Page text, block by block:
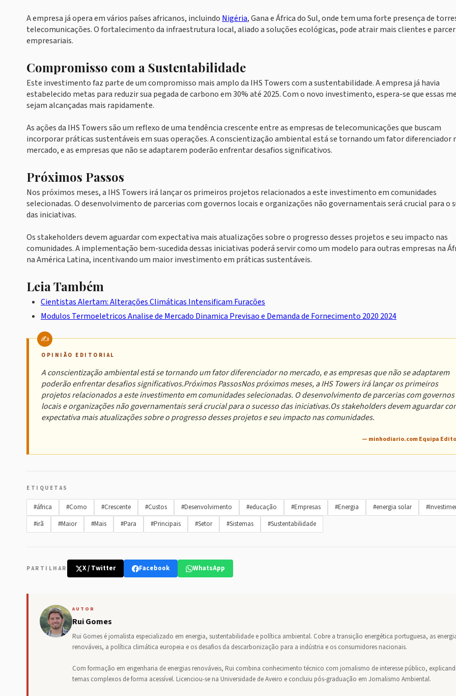
A empresa já opera em vários países africanos, incluindo Nigéria, Gana e África do Sul, onde tem uma forte presença de
telecomunicações. O fortalecimento da infraestrutura local, aliado a soluções ecológicas, pode atrair mais clientes e
empresariais.
Compromisso com a Sustentabilidade
Este investimento faz parte de um compromisso mais amplo da IHS Towers com a sustentabilidade. A empresa já havia
estabelecido metas para reduzir sua pegada de carbono em 30% até 2025. Com o novo investimento, espera-se que essas
sejam alcançadas mais rapidamente.
As ações da IHS Towers são um reflexo de uma tendência crescente entre as empresas de telecomunicações que buscam
incorporar práticas sustentáveis em suas operações. A conscientização ambiental está se tornando um fator diferenciador
mercado, e as empresas que não se adaptarem poderão enfrentar desafios significativos.
Próximos Passos
Nos próximos meses, a IHS Towers irá lançar os primeiros projetos relacionados a este investimento em comunidades
selecionadas. O desenvolvimento de parcerias com governos locais e organizações não governamentais será crucial para o
das iniciativas.
Os stakeholders devem aguardar com expectativa mais atualizações sobre o progresso desses projetos e seu impacto nas
comunidades. A implementação bem-sucedida dessas iniciativas poderá servir como um modelo para outras empresas na
na América Latina, incentivando um maior investimento em práticas sustentáveis.
Leia Também
Cientistas Alertam: Alterações Climáticas Intensificam Furacões
Modulos Termoeletricos Analise de Mercado Dinamica Previsao e Demanda de Fornecimento 2020 2024
OPINIÃO EDITORIAL
A conscientização ambiental está se tornando um fator diferenciador no mercado, e as empresas que não se adaptarem
poderão enfrentar desafios significativos.Próximos PassosNos próximos meses, a IHS Towers irá lançar os primeiros
projetos relacionados a este investimento em comunidades selecionadas. O desenvolvimento de parcerias com governos
locais e organizações não governamentais será crucial para o sucesso das iniciativas.Os stakeholders devem aguardar
expectativa mais atualizações sobre o progresso desses projetos e seu impacto nas comunidades.
— minhodiario.com Equipa
ETIQUETAS
#áfrica #Como #Crescente #Custos #Desenvolvimento #educação #Empresas #Energia #energia solar
#irã
#Maior #Mais #Para #Principais #Setor #Sistemas #Sustentabilidade
PARTILHAR X / Twitter Facebook WhatsApp
AUTOR
Rui Gomes
Rui Gomes é jornalista especializado em energia, sustentabilidade e política ambiental. Cobre a transição energética portuguesa, as
renováveis, a política climática europeia e os desafios da descarbonização para a indústria e os consumidores nacionais.
Com formação em engenharia de energias renováveis, Rui combina conhecimento técnico com jornalismo de interesse público,
temas complexos de forma acessível. Licenciou-se na Universidade de Aveiro e concluiu pós-graduação em Jornalismo Ambiental.